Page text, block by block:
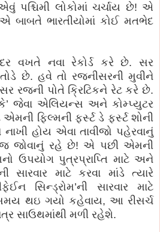
પશ્ચિમી લોકોમાં ચર્ચાય છે! એ
બાબતે ભારતીયોમાં કોઈ મતભેદ
દર વખતે નવા રેકોર્ડ કરે છે. સર
તોડે છે. હવે તો રજનીસરની મુવીને
સર રજની પોતે ક્રિટિકને રેટ કરે છે.
જેવા એલિયન્સ અને કોમ્પ્યુટર
ફિલ્મની ફર્સ્ટ ડે ફર્સ્ટ શોની
નાખી હોય એવા તાવીજો પહેરવાનું
જોવાનું રહે છે! એ પછી એમની
ઉપયોગ પુત્રપ્રાપ્તિ માટે અને
સારવાર માટે કરવા માંડે ત્યારે
સિન્ડ્રોમ’ની સારવાર માટે
થઇ ગયો કહેવાય, આ રીસર્ચ
સાઉથમાંથી મળી રહેશે.